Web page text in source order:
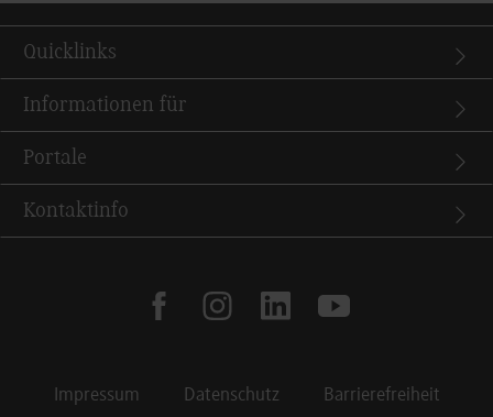
Quicklinks
Informationen für
Portale
Kontaktinfo
facebookinstagramlinkedinyoutube
Impressum Datenschutz Barrierefreiheit